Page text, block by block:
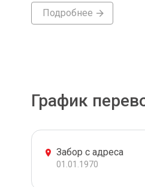
Подробнее
График
Забор с адреса
01.01.1970